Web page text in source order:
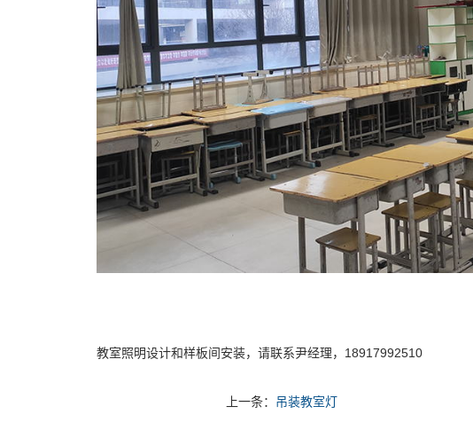
教室照明设计和样板间安装，请联系尹经理，18917992510
上一条： 吊装教室灯